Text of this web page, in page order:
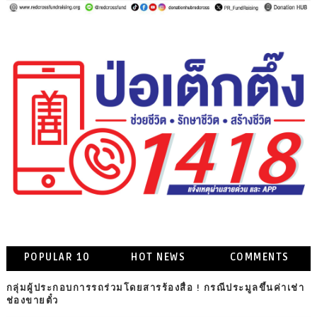
POPULAR 10 HOT NEWS COMMENTS
กลุ่มผู้ประกอบการรถร่วมโดยสารร้องสื่อ ! กรณีประมูลขึ้นค่าเช่า
ช่องขายตั๋ว